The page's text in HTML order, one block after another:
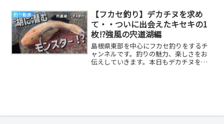
釣り動画
【フカセ釣り】デカチヌを求め
て・・ついに出会えたキセキの1
枚!?強風の宍道湖編
島根県東部を中心にフカセ釣りをするチ
ャンネルです。釣りの魅力、楽しさをお
伝えしていきます。本日もデカチヌを求